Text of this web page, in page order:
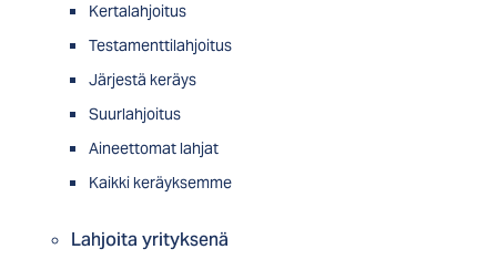
Kertalahjoitus
Testamenttilahjoitus
Järjestä keräys
Suurlahjoitus
Aineettomat lahjat
Kaikki keräyksemme
Lahjoita yrityksenä